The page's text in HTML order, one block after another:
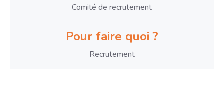
Comité de recrutement
Pour faire quoi ?
Recrutement